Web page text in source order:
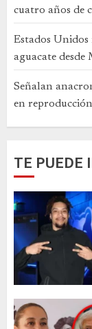
cuatro años de
Estados Unidos
aguacate desde
Señalan
en
TE PUEDE